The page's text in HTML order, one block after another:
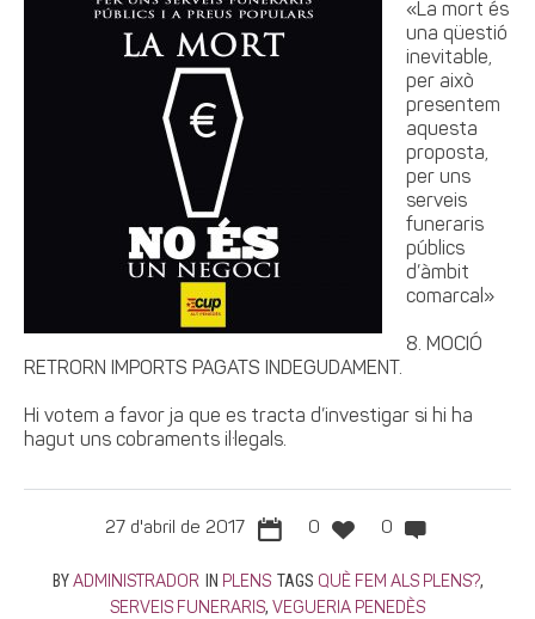
«La mort és
una qüestió
inevitable,
per això
presentem
aquesta
proposta,
per uns
serveis
funeraris
públics
d’àmbit
comarcal»
8. MOCIÓ
RETRORN IMPORTS PAGATS INDEGUDAMENT.
Hi votem a favor ja que es tracta d’investigar si hi ha
hagut uns cobraments il·legals.
27 d'abril de 2017 0 0
BY ADMINISTRADOR IN PLENS TAGS QUÈ FEM ALS PLENS?,
SERVEIS FUNERARIS, VEGUERIA PENEDÈS